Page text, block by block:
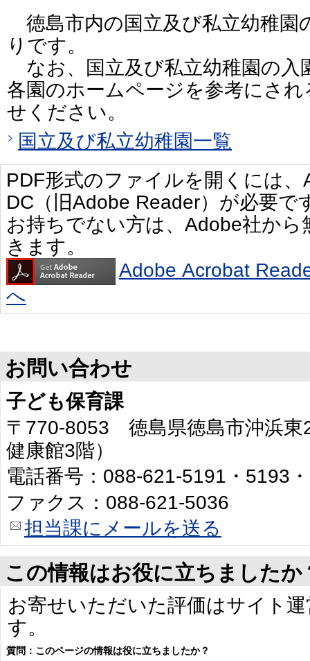
徳島市内の国立及び私立幼稚園
りです。
なお、国立及び私立幼稚園の入
各園のホームページを参考にさ
せください。
国立及び私立幼稚園一覧
PDF形式のファイルを開くには
DC（旧Adobe Reader）が必要で
お持ちでない方は、Adobe社か
きます。
Adobe Acrobat
へ
お問い合わせ
子ども保育課
〒770-8053 徳島県徳島市沖浜東
健康館3階）
電話番号：088-621-5191・5193
ファクス：088-621-5036
担当課にメールを送る
この情報はお役に立ちましたか
お寄せいただいた評価はサイト
す。
質問：このページの情報は役に立ちましたか？